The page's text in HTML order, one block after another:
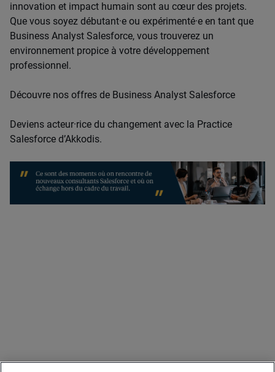
innovation et impact humain sont au cœur des projets.
Que vous soyez débutant·e ou expérimenté·e en tant que
Business Analyst Salesforce, vous trouverez un
environnement propice à votre développement
professionnel.
Découvre nos offres de Business Analyst Salesforce
Deviens acteur·rice du changement avec la Practice
Salesforce d’Akkodis.